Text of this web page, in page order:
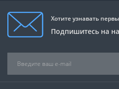
Хотите узнавать
Подпишитесь на